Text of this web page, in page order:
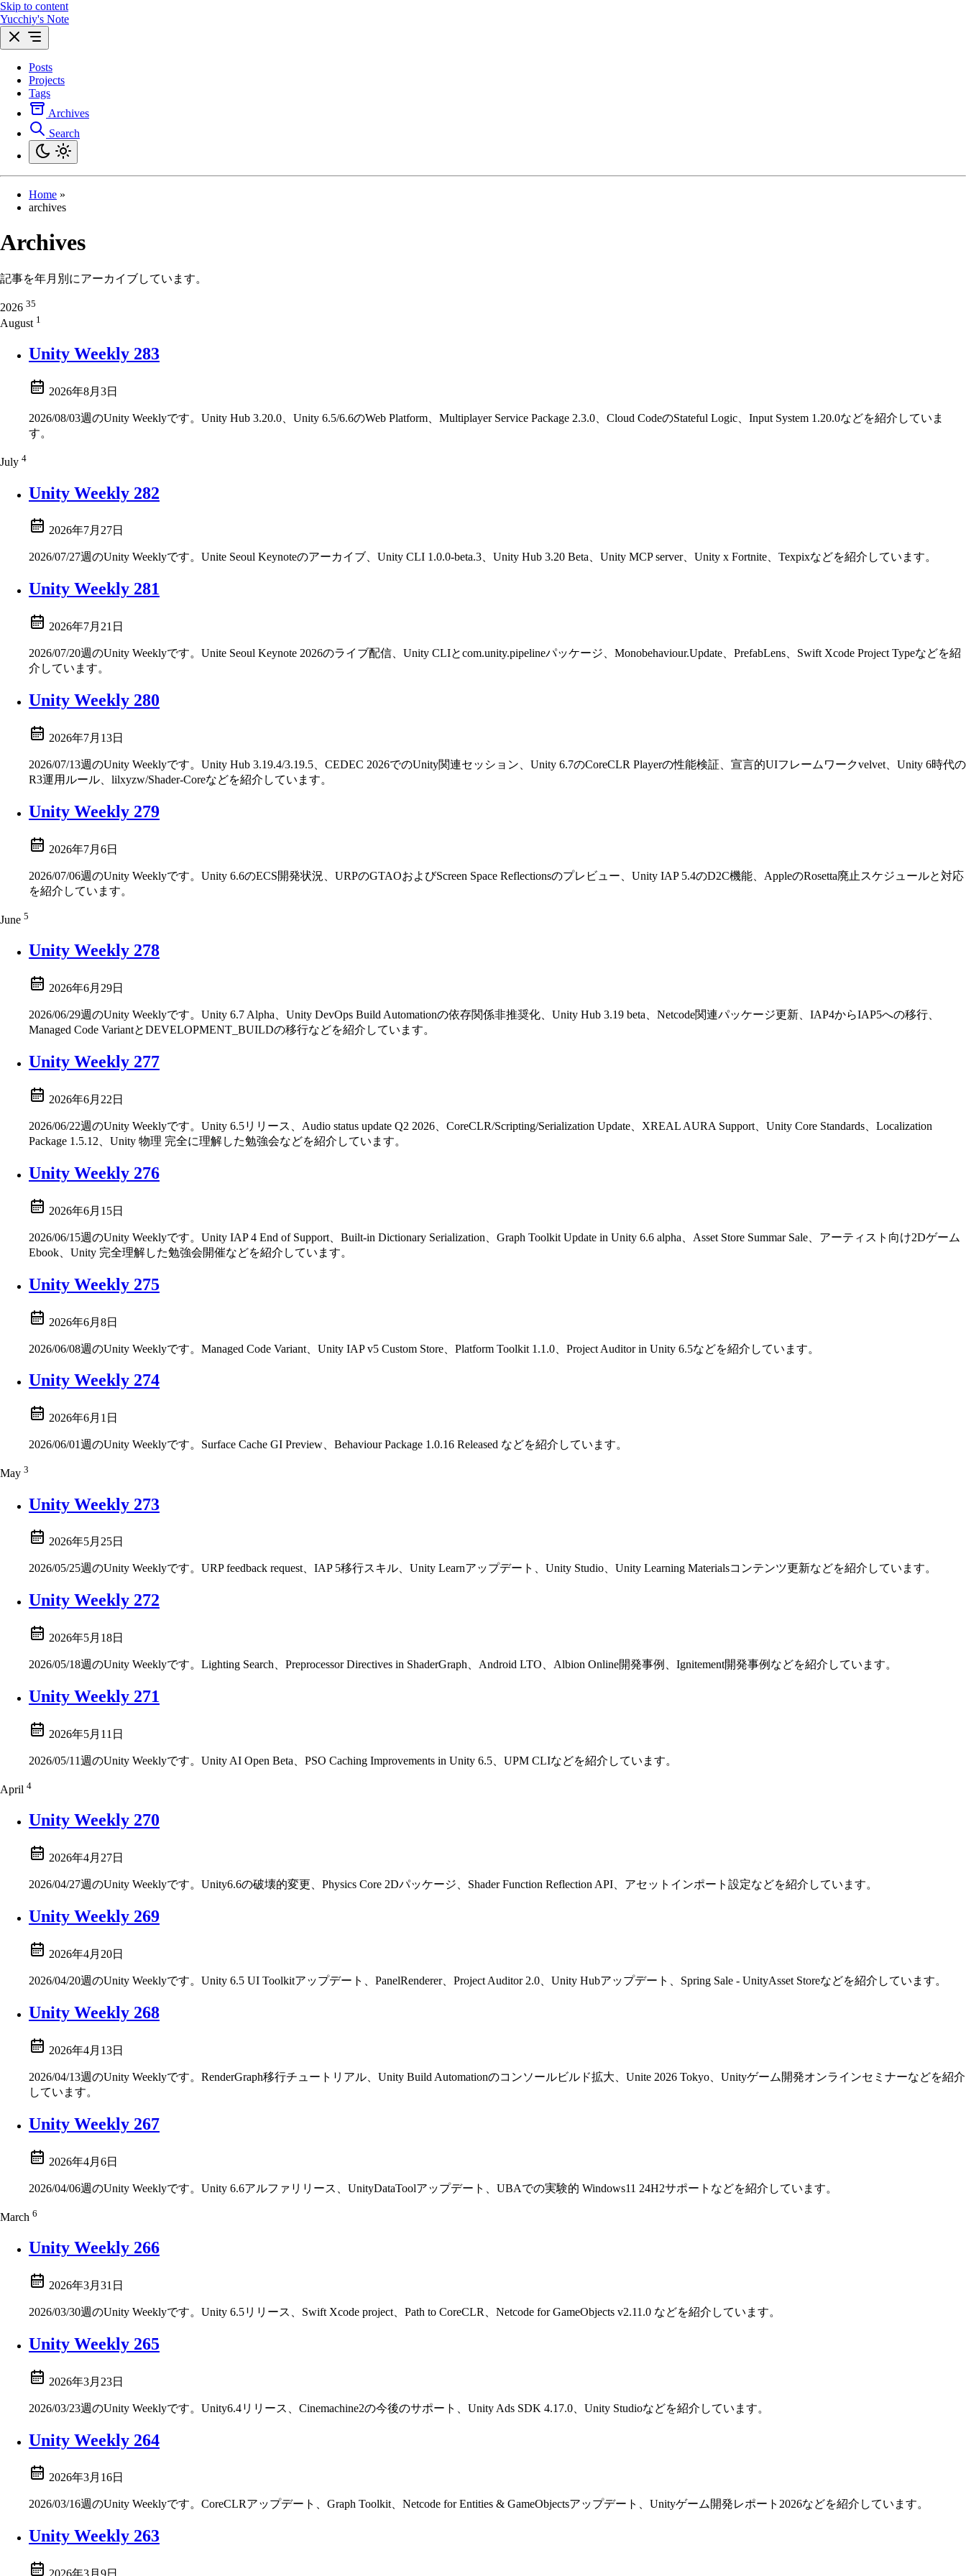
Skip to content
Yucchiy's Note
Posts
Projects
Tags
Archives
Search
Home »
archives
Archives
記事を年月別にアーカイブしています。
2026 35
August 1
Unity Weekly 283
2026年8月3日
2026/08/03週のUnity Weeklyです。Unity Hub 3.20.0、Unity 6.5/6.6のWeb Platform、Multiplayer Service Package 2.3.0、Cloud CodeのStateful Logic、Input System 1.20.0などを紹介していま
す。
July 4
Unity Weekly 282
2026年7月27日
2026/07/27週のUnity Weeklyです。Unite Seoul Keynoteのアーカイブ、Unity CLI 1.0.0-beta.3、Unity Hub 3.20 Beta、Unity MCP server、Unity x Fortnite、Texpixなどを紹介しています。
Unity Weekly 281
2026年7月21日
2026/07/20週のUnity Weeklyです。Unite Seoul Keynote 2026のライブ配信、Unity CLIとcom.unity.pipelineパッケージ、Monobehaviour.Update、PrefabLens、Swift Xcode Project Typeなどを紹
介しています。
Unity Weekly 280
2026年7月13日
2026/07/13週のUnity Weeklyです。Unity Hub 3.19.4/3.19.5、CEDEC 2026でのUnity関連セッション、Unity 6.7のCoreCLR Playerの性能検証、宣言的UIフレームワークvelvet、Unity 6時代の
R3運用ルール、lilxyzw/Shader-Coreなどを紹介しています。
Unity Weekly 279
2026年7月6日
2026/07/06週のUnity Weeklyです。Unity 6.6のECS開発状況、URPのGTAOおよびScreen Space Reflectionsのプレビュー、Unity IAP 5.4のD2C機能、AppleのRosetta廃止スケジュールと対応
を紹介しています。
June 5
Unity Weekly 278
2026年6月29日
2026/06/29週のUnity Weeklyです。Unity 6.7 Alpha、Unity DevOps Build Automationの依存関係非推奨化、Unity Hub 3.19 beta、Netcode関連パッケージ更新、IAP4からIAP5への移行、
Managed Code VariantとDEVELOPMENT_BUILDの移行などを紹介しています。
Unity Weekly 277
2026年6月22日
2026/06/22週のUnity Weeklyです。Unity 6.5リリース、Audio status update Q2 2026、CoreCLR/Scripting/Serialization Update、XREAL AURA Support、Unity Core Standards、Localization
Package 1.5.12、Unity 物理 完全に理解した勉強会などを紹介しています。
Unity Weekly 276
2026年6月15日
2026/06/15週のUnity Weeklyです。Unity IAP 4 End of Support、Built-in Dictionary Serialization、Graph Toolkit Update in Unity 6.6 alpha、Asset Store Summar Sale、アーティスト向け2Dゲーム
Ebook、Unity 完全理解した勉強会開催などを紹介しています。
Unity Weekly 275
2026年6月8日
2026/06/08週のUnity Weeklyです。Managed Code Variant、Unity IAP v5 Custom Store、Platform Toolkit 1.1.0、Project Auditor in Unity 6.5などを紹介しています。
Unity Weekly 274
2026年6月1日
2026/06/01週のUnity Weeklyです。Surface Cache GI Preview、Behaviour Package 1.0.16 Released などを紹介しています。
May 3
Unity Weekly 273
2026年5月25日
2026/05/25週のUnity Weeklyです。URP feedback request、IAP 5移行スキル、Unity Learnアップデート、Unity Studio、Unity Learning Materialsコンテンツ更新などを紹介しています。
Unity Weekly 272
2026年5月18日
2026/05/18週のUnity Weeklyです。Lighting Search、Preprocessor Directives in ShaderGraph、Android LTO、Albion Online開発事例、Ignitement開発事例などを紹介しています。
Unity Weekly 271
2026年5月11日
2026/05/11週のUnity Weeklyです。Unity AI Open Beta、PSO Caching Improvements in Unity 6.5、UPM CLIなどを紹介しています。
April 4
Unity Weekly 270
2026年4月27日
2026/04/27週のUnity Weeklyです。Unity6.6の破壊的変更、Physics Core 2Dパッケージ、Shader Function Reflection API、アセットインポート設定などを紹介しています。
Unity Weekly 269
2026年4月20日
2026/04/20週のUnity Weeklyです。Unity 6.5 UI Toolkitアップデート、PanelRenderer、Project Auditor 2.0、Unity Hubアップデート、Spring Sale - UnityAsset Storeなどを紹介しています。
Unity Weekly 268
2026年4月13日
2026/04/13週のUnity Weeklyです。RenderGraph移行チュートリアル、Unity Build Automationのコンソールビルド拡大、Unite 2026 Tokyo、Unityゲーム開発オンラインセミナーなどを紹介
しています。
Unity Weekly 267
2026年4月6日
2026/04/06週のUnity Weeklyです。Unity 6.6アルファリリース、UnityDataToolアップデート、UBAでの実験的 Windows11 24H2サポートなどを紹介しています。
March 6
Unity Weekly 266
2026年3月31日
2026/03/30週のUnity Weeklyです。Unity 6.5リリース、Swift Xcode project、Path to CoreCLR、Netcode for GameObjects v2.11.0 などを紹介しています。
Unity Weekly 265
2026年3月23日
2026/03/23週のUnity Weeklyです。Unity6.4リリース、Cinemachine2の今後のサポート、Unity Ads SDK 4.17.0、Unity Studioなどを紹介しています。
Unity Weekly 264
2026年3月16日
2026/03/16週のUnity Weeklyです。CoreCLRアップデート、Graph Toolkit、Netcode for Entities & GameObjectsアップデート、Unityゲーム開発レポート2026などを紹介しています。
Unity Weekly 263